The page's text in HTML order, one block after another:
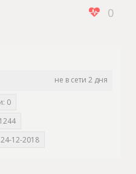
0
не в сети 2 дня
0
12-2018